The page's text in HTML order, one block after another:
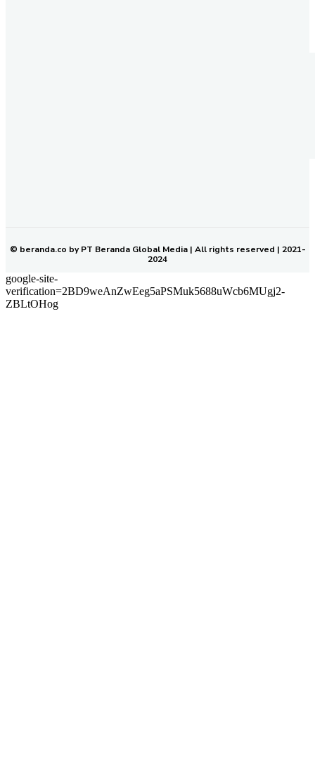
© beranda.co by PT Beranda Global Media | All rights reserved | 2021-
2024
google-site-
verification=2BD9weAnZwEeg5aPSMuk5688uWcb6MUgj2-
ZBLtOHog